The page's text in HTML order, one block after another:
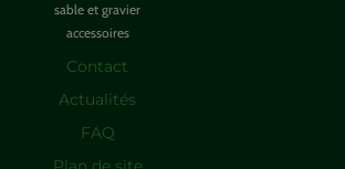
sable et gravier
accessoires
Contact
Actualités
FAQ